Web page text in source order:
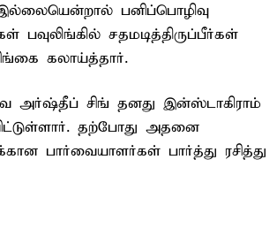
பனிப்பொழிவு
பவுலிங்கில் சதமடித்திருப்பீர்கள்
கலாய்த்தார்.
அர்ஷ்தீப் சிங் தனது இன்ஸ்டாகிராம்
தற்போது அதனை
பார்வையாளர்கள் பார்த்து ரசித்து